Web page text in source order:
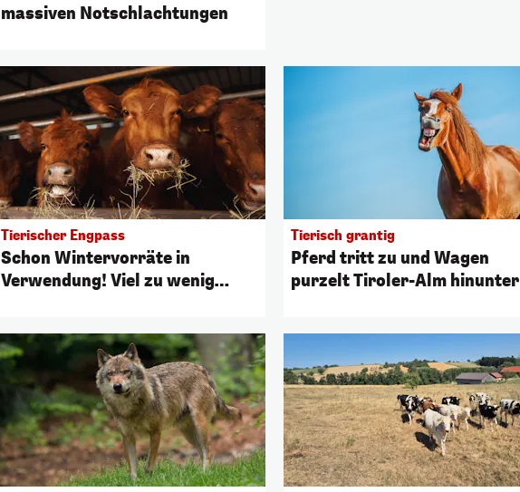
massiven Notschlachtungen
Tierischer Engpass
Schon Wintervorräte in
Verwendung! Viel zu wenig
Tierisch grantig
Pferd tritt zu und Wagen
purzelt Tiroler-Alm hinunter